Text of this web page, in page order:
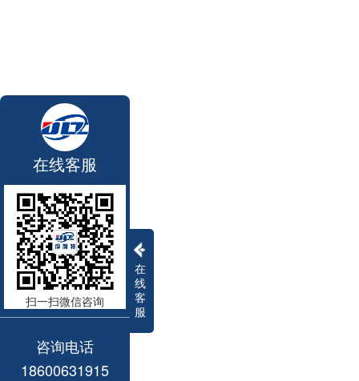
在
线
客
服
在线客服
扫一扫微信咨询
咨询电话
18600631915